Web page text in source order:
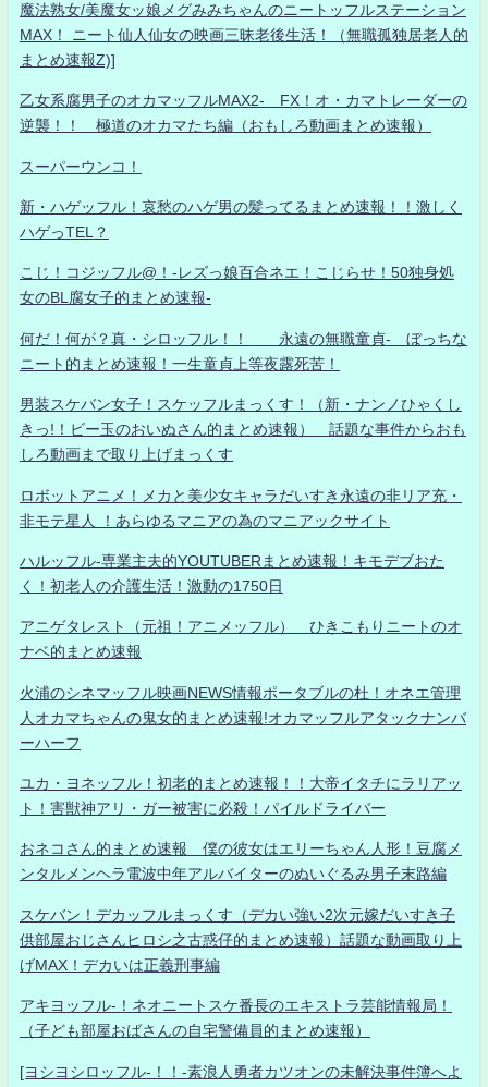
魔法熟女/美魔女ッ娘メグみみちゃんのニートッフルステーション
MAX！ ニート仙人仙女の映画三昧老後生活！（無職孤独居老人的
まとめ速報Z)]
乙女系腐男子のオカマッフルMAX2- FX！オ・カマトレーダーの
逆襲！！ 極道のオカマたち編（おもしろ動画まとめ速報）
スーパーウンコ！
新・ハゲッフル！哀愁のハゲ男の髪ってるまとめ速報！！激しく
ハゲっTEL？
こじ！コジッフル@！-レズっ娘百合ネエ！こじらせ！50独身処
女のBL腐女子的まとめ速報-
何だ！何が？真・シロッフル！！ 永遠の無職童貞- ぼっちな
ニート的まとめ速報！一生童貞上等夜露死苦！
男装スケバン女子！スケッフルまっくす！（新・ナンノひゃくし
きっ!！ビー玉のおいぬさん的まとめ速報） 話題な事件からおも
しろ動画まで取り上げまっくす
ロボットアニメ！メカと美少女キャラだいすき永遠の非リア充・
非モテ星人 ！あらゆるマニアの為のマニアックサイト
ハルッフル-専業主夫的YOUTUBERまとめ速報！キモデブおた
く！初老人の介護生活！激動の1750日
アニゲタレスト（元祖！アニメッフル） ひきこもりニートのオ
ナベ的まとめ速報
火浦のシネマッフル映画NEWS情報ポータブルの杜！オネエ管理
人オカマちゃんの鬼女的まとめ速報!オカマッフルアタックナンバ
ーハーフ
ユカ・ヨネッフル！初老的まとめ速報！！大帝イタチにラリアッ
ト！害獣神アリ・ガー被害に必殺！パイルドライバー
おネコさん的まとめ速報 僕の彼女はエリーちゃん人形！豆腐メ
ンタルメンヘラ電波中年アルバイターのぬいぐるみ男子末路編
スケバン！デカッフルまっくす（デカい強い2次元嫁だいすき子
供部屋おじさんヒロシ之古惑仔的まとめ速報）話題な動画取り上
げMAX！デカいは正義刑事編
アキヨッフル-！ネオニートスケ番長のエキストラ芸能情報局！
（子ども部屋おばさんの自宅警備員的まとめ速報）
[ヨシヨシロッフル-！！-素浪人勇者カツオンの未解決事件簿へよ